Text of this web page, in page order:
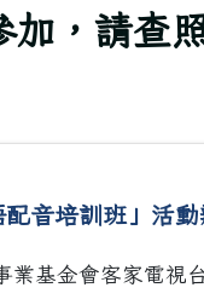
，請查
音培訓班」活動
業基金會客家電視